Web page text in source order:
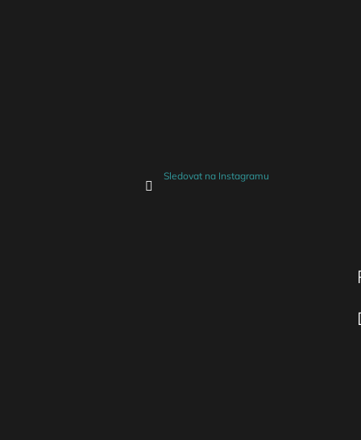
Sledovat na Instagramu